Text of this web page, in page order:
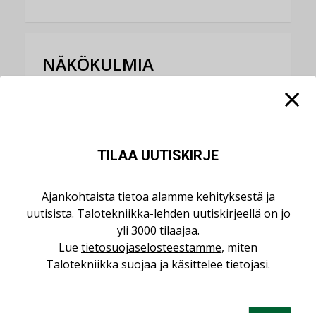
NÄKÖKULMIA
Sähköistäminen säästää euroja
Yli miljoona kotia on vailla toimivaa
ilmanvaihtoa
KOLUMNI
Miten varmistetaan EPD-dokumenteista
KOLUMNI
TILAA UUTISKIRJE
Ajankohtaista tietoa alamme kehityksestä ja
uutisista. Talotekniikka-lehden uutiskirjeellä on jo
yli 3000 tilaajaa.
Lue tietosuojaselosteestamme, miten
Talotekniikka suojaa ja käsittelee tietojasi.